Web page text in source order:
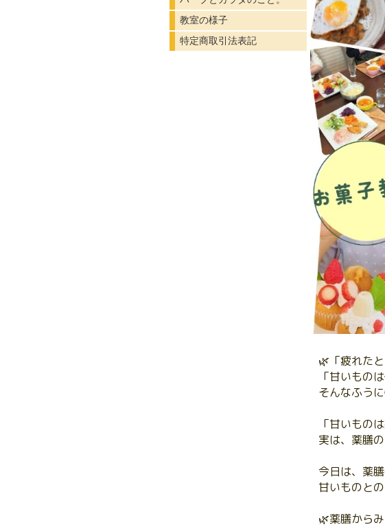
🌿「疲れた
「甘いもの
そんなふう
「甘いもの
実は、薬膳
今日は、薬
甘いものと
🌿薬膳から
教室の様子
特定商取引法表記